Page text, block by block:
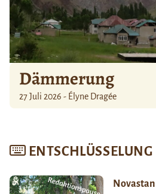
Dämmerung
27 Juli 2026 - Élyne Dragée
ENTSCHLÜSSELUNG